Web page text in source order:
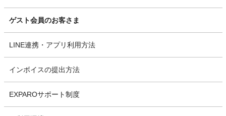
ゲスト会員のお客さま
LINE連携・アプリ利用方法
インボイスの提出方法
EXPAROサポート制度